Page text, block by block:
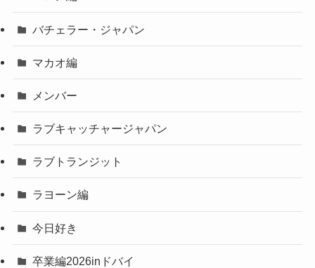
バチェラー・ジャパン
マカオ編
メンバー
ラブキャッチャージャパン
ラブトランジット
ラヨーン編
今日好き
卒業編2026inドバイ